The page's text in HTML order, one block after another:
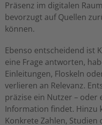
Präsenz im digitalen
bevorzugt auf Quellen
können.
Ebenso entscheidend ist
eine Frage antworten,
Einleitungen, Floskeln
verlieren an Relevanz.
präzise ein Nutzer – oder
Information findet. Hinzu
Konkrete Zahlen, Studien